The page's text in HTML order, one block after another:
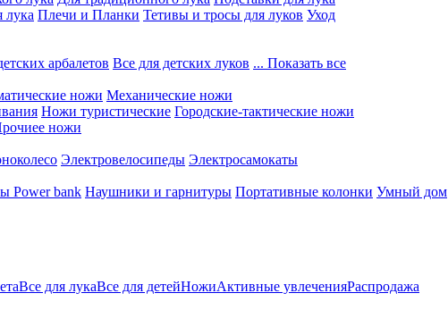
лука Плечи и Планки Тетивы и тросы для луков Уход
арбалетов Все для детских луков ... Показать все
ножи Механические ножи
Ножи туристические Городские-тактические ножи
ножи
Электровелосипеды Электросамокаты
Power bank Наушники и гарнитуры Портативные колонки Умный дом
Все для лукаВсе для детейНожиАктивные увлеченияРаспродажа